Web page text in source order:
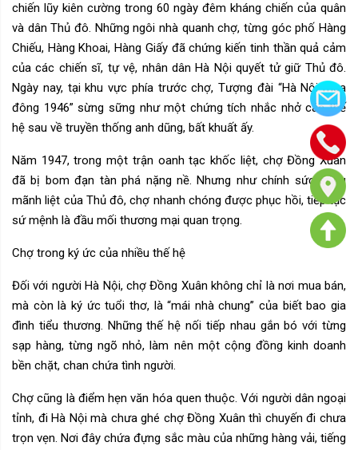
chiến lũy kiên cường trong 60 ngày đêm kháng chiến của quân
và dân Thủ đô. Những ngôi nhà quanh chợ, từng góc phố Hàng
Chiếu, Hàng Khoai, Hàng Giấy đã chứng kiến tinh thần quả cảm
của các chiến sĩ, tự vệ, nhân dân Hà Nội quyết tử giữ Thủ đô.
Ngày nay, tại khu vực phía trước chợ, Tượng đài “Hà Nội mùa
đông 1946” sừng sững như một chứng tích nhắc nhở các thế
hệ sau về truyền thống anh dũng, bất khuất ấy.
Năm 1947, trong một trận oanh tạc khốc liệt, chợ Đồng Xuân
đã bị bom đạn tàn phá nặng nề. Nhưng như chính sức sống
mãnh liệt của Thủ đô, chợ nhanh chóng được phục hồi, tiếp tục
sứ mệnh là đầu mối thương mại quan trọng.
Chợ trong ký ức của nhiều thế hệ
Đối với người Hà Nội, chợ Đồng Xuân không chỉ là nơi mua bán,
mà còn là ký ức tuổi thơ, là “mái nhà chung” của biết bao gia
đình tiểu thương. Những thế hệ nối tiếp nhau gắn bó với từng
sạp hàng, từng ngõ nhỏ, làm nên một cộng đồng kinh doanh
bền chặt, chan chứa tình người.
Chợ cũng là điểm hẹn văn hóa quen thuộc. Với người dân ngoại
tỉnh, đi Hà Nội mà chưa ghé chợ Đồng Xuân thì chuyến đi chưa
trọn vẹn. Nơi đây chứa đựng sắc màu của những hàng vải, tiếng